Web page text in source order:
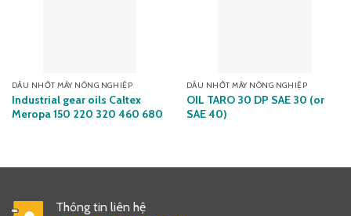
DẦU NHỚT MÁY NÔNG NGHIỆP
Industrial gear oils Caltex
Meropa 150 220 320 460 680
DẦU NHỚT MÁY NÔNG NGHIỆP
OIL TARO 30 DP SAE 30 (or
SAE 40)
Thông tin liên hệ